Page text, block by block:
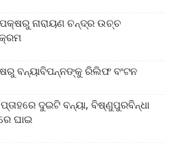
ନାରାୟଣ ଚନ୍ଦ୍ର ଉଚ୍ଚ
ବନ୍ୟାବିପନ୍ନଙ୍କୁ ରିଲିଫ ବଂଟନ
ଦୁଇଟି ବନ୍ୟା, ବିଷ୍ଣୁପୁରବିନ୍ଧା
ଘାଇ